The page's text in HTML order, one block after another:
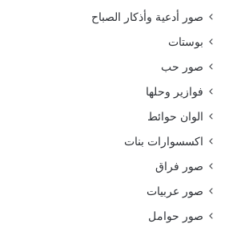
صور أدعية وأذكار الصباح
بوستات
صور حب
فوازير وحلها
الوان حوائط
اكسسوارات بنات
صور فراق
صور عربيات
صور حوامل